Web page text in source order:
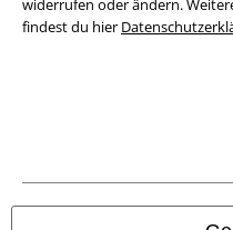
widerrufen oder ändern.
findest du hier
© 1986-2026 E.M.P.